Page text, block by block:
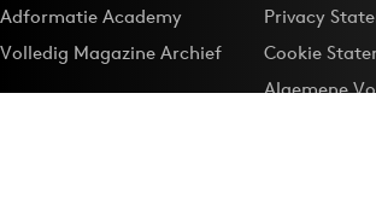
Adformatie Academy
Volledig Magazine Archief
Privacy
Cookie
Algemene